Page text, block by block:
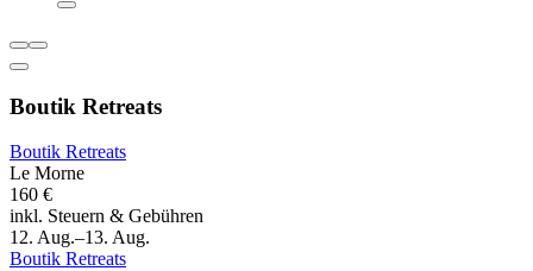
Boutik Retreats
Boutik Retreats
Le Morne
160 €
inkl. Steuern & Gebühren
12. Aug.–13. Aug.
Boutik Retreats